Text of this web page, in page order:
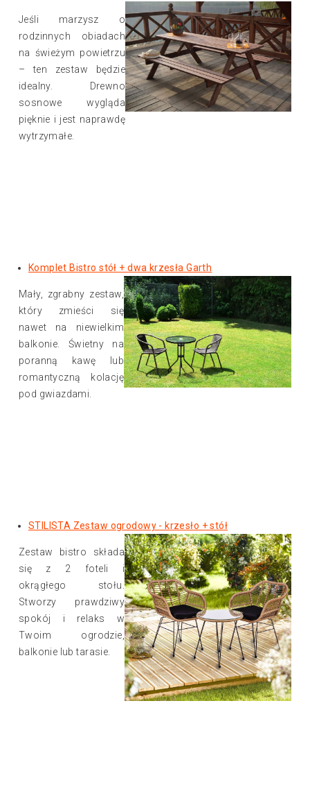
Jeśli marzysz o
rodzinnych obiadach
na świeżym powietrzu
– ten zestaw będzie
idealny. Drewno
sosnowe wygląda
pięknie i jest naprawdę
wytrzymałe.
Komplet Bistro stół + dwa krzesła Garth
Mały, zgrabny zestaw,
który zmieści się
nawet na niewielkim
balkonie. Świetny na
poranną kawę lub
romantyczną kolację
pod gwiazdami.
STILISTA Zestaw ogrodowy - krzesło + stół
Zestaw bistro składa
się z 2 foteli i
okrągłego stołu.
Stworzy prawdziwy
spokój i relaks w
Twoim ogrodzie,
balkonie lub tarasie.